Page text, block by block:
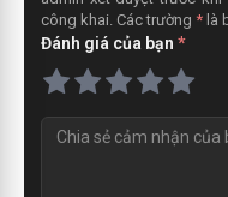
công khai. Các trường *là
Đánh giá của bạn *